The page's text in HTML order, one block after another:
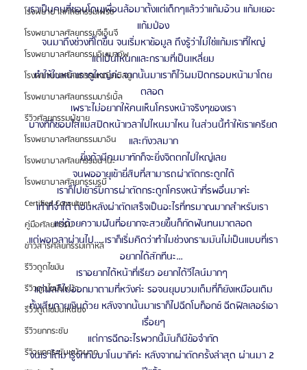
โรงพยาบาลศัลยกรรมเฟรช
โรงพยาบาลศัลยกรรมจีเอ็นจี
โรงพยาบาลศัลยกรรมอิมเมจอัพ
โรงพยาบาลศัลยกรรมเจดับเบิลยู
โรงพยาบาลศัลยกรรมมาร์เบิ้ล
รีวิวศัลยกรรมผู้ชาย
โรงพยาบาลศัลยกรรมมาอิน
โรงพยาบาลศัลยกรรมนานะ
โรงพยาบาลศัลยกรรมรูบี
Certified Consultant
คู่มือศัลยกรรม
ข่าวสารศัลยกรรมเกาหลี
รีวิวดูดไขมัน
รีวิวดูดไขมันหน้า
รีวิวดูดไขมันเหนียง
รีวิวยกกระชับ
รีวิวยกกระชับหน้าผาก
เราเป็นคนที่ชอบโดนเพื่อนล้อมาตั้งแต่เด็กๆแล้วว่าแก้มอ้วน แก้มเยอะ
แก้มป่อง
จนมาถึงช่วงที่โตขึ้น จนเริ่มหาข้อมูล ถึงรู้ว่าไม่ใช่แก้มเราที่ใหญ่
แต่เป็นโหนกและกรามที่เป็นเหลี่ยม
ทำให้ใบหน้าเราดูใหญ่ค่ะ จากนั้นมาเราก็ไว้ผมปิดกรอบหน้ามาโดย
ตลอด
เพราะไม่อยากให้คนเห็นโครงหน้าจริงๆของเรา
บางทีก็ชอบใส่แมสปิดหน้าเวลาไปไหนมาไหน ในส่วนนี้ทำให้เราเครียด
และกังวลมาก
ยิ่งถ้ามีคนมาทักก็จะยิ่งจิตตกไปใหญ่เลย
จนพออายุเข้ายี่สิบที่สามารถผ่าตัดกระดูกได้
เราก็ไปเข้ารับการผ่าตัดกระดูกโครงหน้าที่รพอื่นมาค่ะ
เท่าที่จำได้ ตอนหลังผ่าตัดเสร็จเป็นอะไรที่ทรมาณมากสำหรับเรา
แต่ด้วยความฝันที่อยากจะสวยขึ้นก็กัดฟันทนมาตลอด
แต่พอเวลาผ่านไป…เราก็เริ่มคิดว่าทำไมช่วงกรามมันไม่เป็นแบบที่เรา
อยากได้สักทีนะ…
เราอยากได้หน้าที่เรียว อยากได้วีไลน์มากๆ
แต่ผลก็ไม่ออกมาตามที่หวังค่ะ รอจนยุบบวมเต็มที่ก็ยังเหมือนเดิม
ทั้งเสียดายเงินด้วย หลังจากนั้นมาเราก็ไปฉีดโบท็อกซ์ ฉีดฟิลเลอร์เอา
เรื่อยๆ
แต่การฉีดอะไรพวกนี้มันก็มีข้อจำกัด
จนเราได้มารู้จักกับบาโนบากิค่ะ หลังจากผ่าตัดครั้งล่าสุด ผ่านมา 2